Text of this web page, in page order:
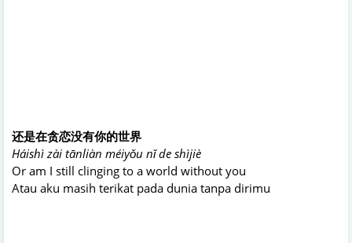
还是在贪恋没有你的世界
Háishì zài tānliàn méiyǒu nǐ de shìjiè
Or am I still clinging to a world without you
Atau aku masih terikat pada dunia tanpa dirimu